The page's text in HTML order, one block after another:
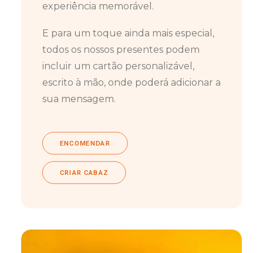
experiência memorável.
E para um toque ainda mais especial,
todos os nossos presentes podem
incluir um cartão personalizável,
escrito à mão, onde poderá adicionar a
sua mensagem.
ENCOMENDAR
CRIAR CABAZ